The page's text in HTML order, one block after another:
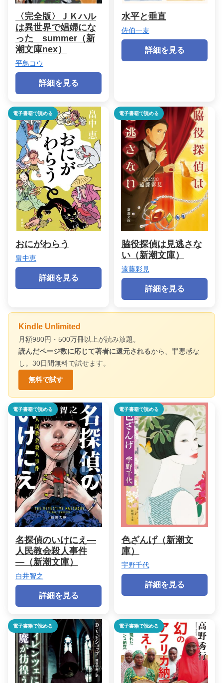
〈完全版〉ＪＫハル
は異世界で娼婦にな
った summer（新
潮文庫nex）
平鳥コウ
詳細を見る
水平と垂直
佐伯一麦
詳細を見る
電子書籍で読める
おにがわらう
畠中恵
詳細を見る
電子書籍で読める
脇役探偵は見逃さな
い（新潮文庫）
遠藤彩見
詳細を見る
Kindle Unlimited
月額980円・500万冊以上が読み放題。
読んだページ数に応じて著者に還元されるから、罪悪感な
し。30日間無料で試せます。
無料で試す
電子書籍で読める
名探偵のいけにえ―
人民教会殺人事件
―（新潮文庫）
白井智之
詳細を見る
電子書籍で読める
色ざんげ（新潮文
庫）
宇野千代
詳細を見る
電子書籍で読める 電子書籍で読める